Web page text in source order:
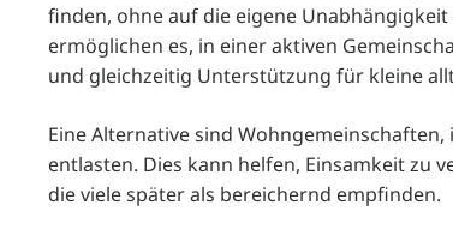
finden, ohne auf die eigene
ermöglichen es, in einer aktiven
und gleichzeitig Unterstützung für kleine
Eine Alternative sind
entlasten. Dies kann helfen, Einsamkeit zu
die viele später als bereichernd empfinden.